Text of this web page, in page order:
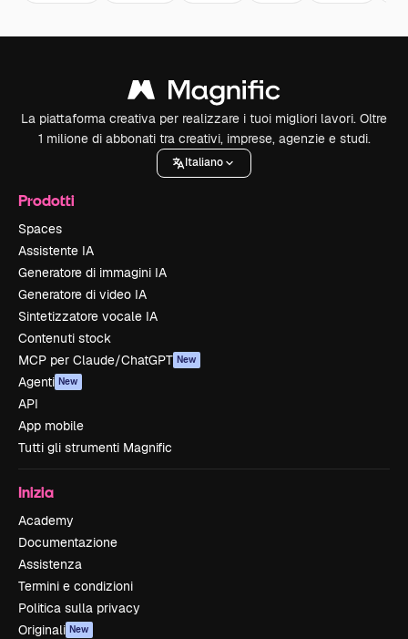
La piattaforma creativa per realizzare i tuoi migliori lavori. Oltre
1 milione di abbonati tra creativi, imprese, agenzie e studi.
Italiano
Prodotti
Spaces
Assistente IA
Generatore di immagini IA
Generatore di video IA
Sintetizzatore vocale IA
Contenuti stock
MCP per Claude/ChatGPT New
Agenti New
API
App mobile
Tutti gli strumenti Magnific
Inizia
Academy
Documentazione
Assistenza
Termini e condizioni
Politica sulla privacy
Originali New